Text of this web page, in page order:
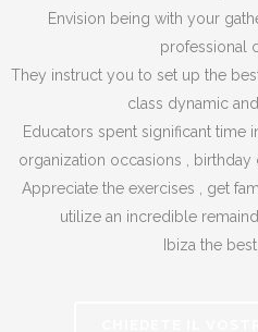
Envision being with your
professional
They instruct you to set up the
class dynamic
Educators spent significant time
organization occasions , birthday
Appreciate the exercises , get
utilize an incredible
Ibiza the